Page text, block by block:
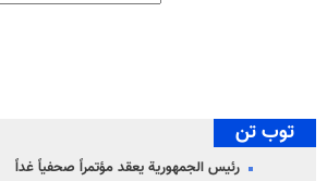
توب تن
رئيس الجمهورية يعقد مؤتمراً صحفياً غداً